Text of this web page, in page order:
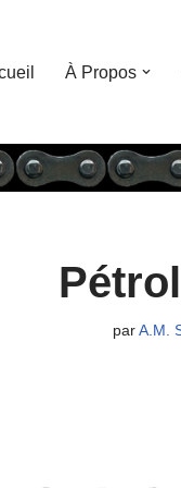
À Propos
parA.M.